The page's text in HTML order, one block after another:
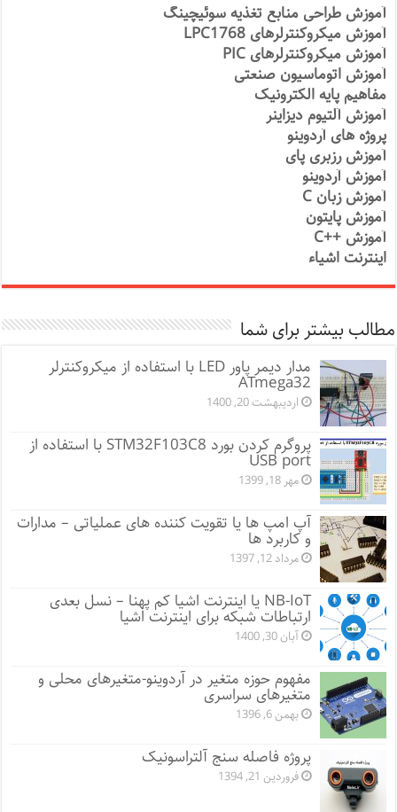
آموزش طراحی منابع تغذیه سوئیچینگ
آموزش میکروکنترلرهای LPC1768
آموزش میکروکنترلرهای PIC
آموزش اتوماسیون صنعتی
مفاهیم پایه الکترونیک
آموزش آلتیوم دیزاینر
پروژه های آردوینو
آموزش رزبری پای
آموزش آردوینو
آموزش زبان C
آموزش پایتون
آموزش ++C
اینترنت اشیاء
مطالب بیشتر برای شما
مدار دیمر پاور LED با استفاده از میکروکنترلر
ATmega32
اردیبهشت 20, 1400
پروگرم کردن بورد STM32F103C8 با استفاده از
USB port
مهر 18, 1399
آپ امپ ها یا تقویت کننده های عملیاتی – مدارات
و کاربرد ها
مرداد 12, 1397
NB-IoT یا اینترنت اشیا کم پهنا – نسل بعدی
ارتباطات شبکه برای اینترنت اشیا
آبان 30, 1400
مفهوم حوزه متغیر در آردوینو-متغیرهای محلی و
متغیرهای سراسری
بهمن 6, 1396
پروژه فاصله سنج آلتراسونیک
فروردین 21, 1394